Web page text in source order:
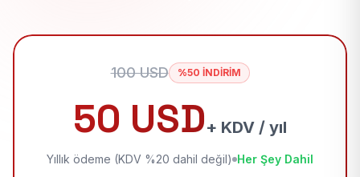
100 USD %50 İNDİRİM
50 USD+ KDV / yıl
Yıllık ödeme (KDV %20 dahil değil) Her Şey Dahil